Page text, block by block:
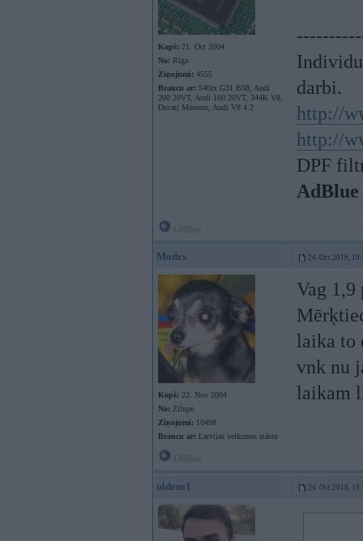
Kopš: 21. Oct 2004
No: Rīga
Ziņojumi: 4555
Braucu ar: 540ix G31 B58, Audi
200 20VT, Audi 100 20VT, 344K V8,
Ducati Monster, Audi V8 4.2
darbi.
http://
http://
DPF
Modrs 24. Oct 2019,
Kopš: 22. Nov 2004
No: Zilupe
Ziņojumi: 10498
Braucu ar: Latvijas veiksmes stāstu
Vag 1,9
laika to
vnk nu
laikam
uldens1 24. Oct 2019,